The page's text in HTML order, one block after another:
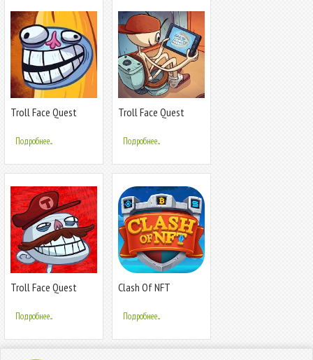
Troll Face Quest
Подробнее...
Troll Face Quest
Подробнее...
Troll Face Quest
Подробнее...
Clash Of NFT
Подробнее...